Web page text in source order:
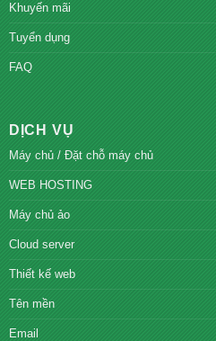
Khuyến mãi
Tuyển dụng
FAQ
DỊCH VỤ
Máy chủ / Đặt chỗ máy chủ
WEB HOSTING
Máy chủ ảo
Cloud server
Thiết kế web
Tên mền
Email